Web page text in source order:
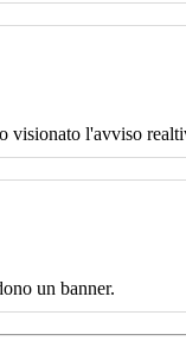
visionato l'avviso
un banner.